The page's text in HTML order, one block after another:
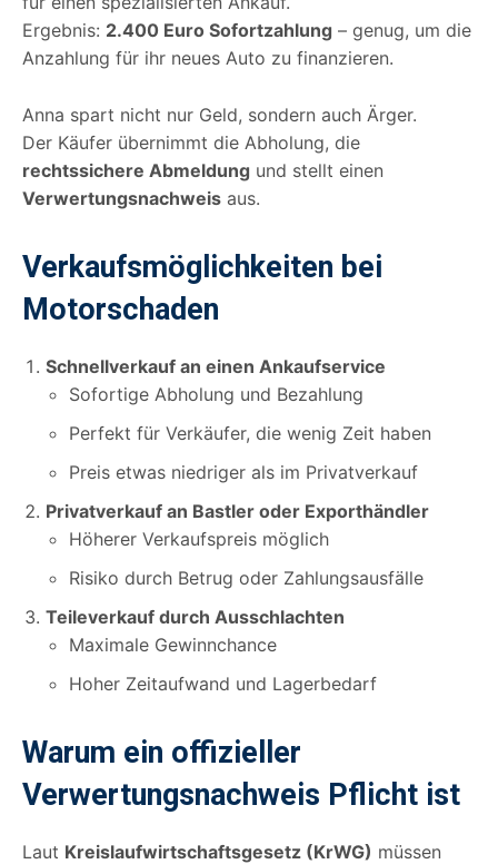
Ergebnis: 2.400 Euro Sofortzahlung – genug, um die
Anzahlung für ihr neues Auto zu finanzieren.
Anna spart nicht nur Geld, sondern auch Ärger.
Der Käufer übernimmt die Abholung, die
rechtssichere Abmeldung und stellt einen
Verwertungsnachweis aus.
Verkaufsmöglichkeiten bei
Motorschaden
Schnellverkauf an einen Ankaufservice
Sofortige Abholung und Bezahlung
Perfekt für Verkäufer, die wenig Zeit haben
Preis etwas niedriger als im Privatverkauf
Privatverkauf an Bastler oder Exporthändler
Höherer Verkaufspreis möglich
Risiko durch Betrug oder Zahlungsausfälle
Teileverkauf durch Ausschlachten
Maximale Gewinnchance
Hoher Zeitaufwand und Lagerbedarf
Warum ein offizieller
Verwertungsnachweis Pflicht ist
Laut Kreislaufwirtschaftsgesetz (KrWG) müssen